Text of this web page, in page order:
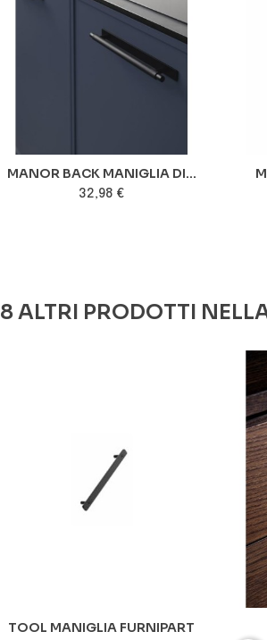
MANOR BACK MANIGLIA DI...
32,98 €
8 ALTRI PRODOTTI
TOOL MANIGLIA FURNIPART